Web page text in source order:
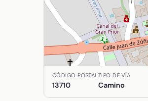
Ubicación de Santiago
CÓDIGO POSTAL
13710
TIPO DE VÍA
Camino